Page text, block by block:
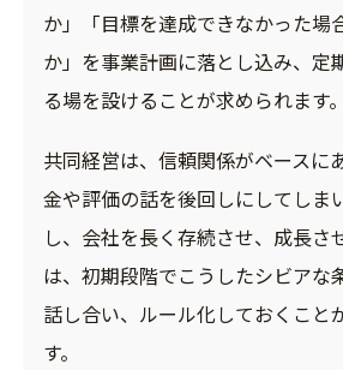
か」「目標を達成できなかった場
か」を事業計画に落とし込み、定
る場を設けることが求められます。
共同経営は、信頼関係がベースに
金や評価の話を後回しにしてしま
し、会社を長く存続させ、成長さ
は、初期段階でこうしたシビアな
話し合い、ルール化しておくこと
す。